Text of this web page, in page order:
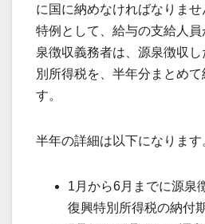
に国に納めなければなりま
特例として、給与の支給人
泉徴収義務者は、源泉徴収
別所得税を、半年分まとめ
す。
半年の詳細は以下になります
1月から6月までに源泉
復興特別所得税の納付